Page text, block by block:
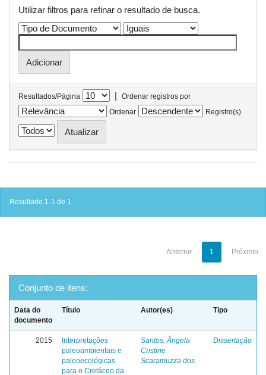
Utilizar filtros para refinar o resultado de busca.
Resultados/Página |
Ordenar registros por
Ordenar
Registro(s)
Resultado 1-1 de 1.
Anterior 1 Próximo
Conjunto de itens:
Data do
documento
Título Autor(es) Tipo
2015
Interpretações
paleoambientais e
paleoecológicas
para o Cretáceo da
Santos, Ângela
Cristine
Scaramuzza dos
Dissertação